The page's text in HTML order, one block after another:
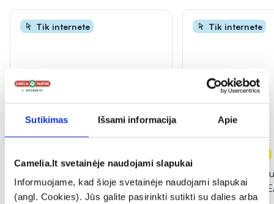
Sutikimas Išsami informacija Apie
Camelia.lt svetainėje naudojami slapukai
Informuojame, kad šioje svetainėje naudojami slapukai
(angl. Cookies). Jūs galite pasirinkti sutikti su dalies arba
Tik internete
veido kremas nuo saulės
Tik internete
PURITO veido
ACID 10 KOJIC